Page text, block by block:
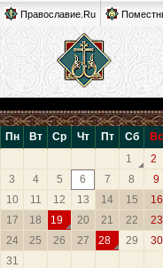
Православие.Ru
Пн Вт Ср Чт Пт Сб
Вс
1
2
3
4 5 6 7 8
9
10
11 12 13 14 15
16
17
18 19 20 21 22
23
24
25 26 27 28 29
30
31